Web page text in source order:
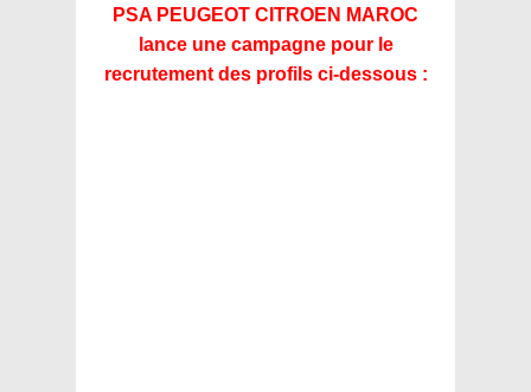
PSA PEUGEOT CITROEN MAROC
lance une campagne pour le
recrutement des profils ci-dessous :